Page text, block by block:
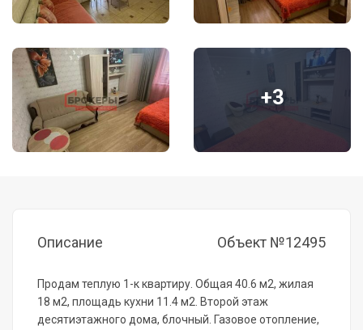
+3
Описание Объект №12495
Продам теплую 1-к квартиру. Общая 40.6 м2, жилая
18 м2, площадь кухни 11.4 м2. Второй этаж
десятиэтажного дома, блочный. Газовое отопление,